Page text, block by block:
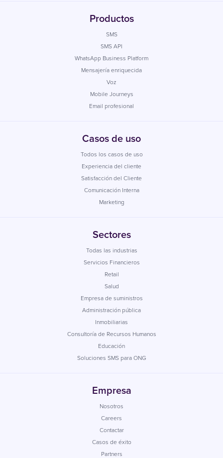
Productos
SMS
SMS API
WhatsApp Business Platform
Mensajería enriquecida
Voz
Mobile Journeys
Email profesional
Casos de uso
Todos los casos de uso
Experiencia del cliente
Satisfacción del Cliente
Comunicación Interna
Marketing
Sectores
Todas las industrias
Servicios Financieros
Retail
Salud
Empresa de suministros
Administración pública
Inmobiliarias
Consultoría de Recursos Humanos
Educación
Soluciones SMS para ONG
Empresa
Nosotros
Careers
Contactar
Casos de éxito
Partners